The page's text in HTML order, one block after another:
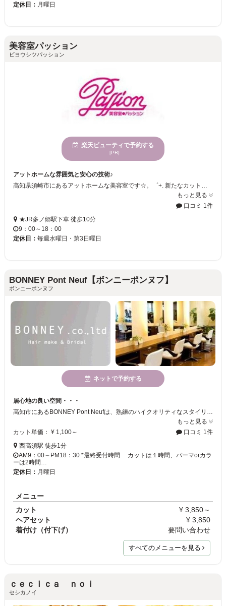
定休日： 月曜日
美容室パッション
ビヨウシツパッション
楽天ビューティで予約する
[PR]
アットホームな雰囲気と安心の技術♪
もっと見る
口コミ 1件
★JR多ノ郷駅下車 徒歩10分
9：00～18：00
定休日： 毎週水曜日・第3日曜日
BONNEY Pont Neuf【ボンニーポンヌフ】
ボンニーポンヌフ
ネットで予約する
居心地の良い空間・・・
もっと見る
カット単価： ¥ 1,100～
口コミ 1件
西高須駅 徒歩1分
AM9：00～PM18：30 *最終受付時間 カットは１時間、パーマorカラ
ーは2時間…
定休日： 月曜日
メニュー
カット
¥ 3,850～
ヘアセット
¥ 3,850
着付け（付下げ）
要問い合わせ
すべてのメニューを見る
ｃｅｃｉｃａ ｎｏｉ
セシカノイ